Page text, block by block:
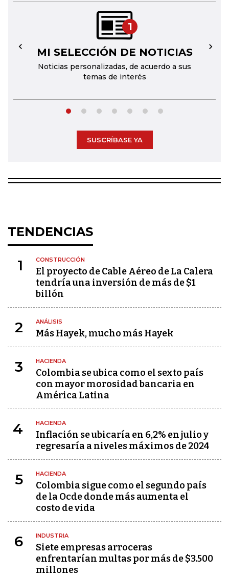
1
MI SELECCIÓN DE NOTICIAS
Noticias personalizadas, de acuerdo a sus
temas de interés
← →
SUSCRÍBASE YA
TENDENCIAS
1 CONSTRUCCIÓN
El proyecto de Cable Aéreo de La Calera
tendría una inversión de más de $1
billón
2 ANÁLISIS
Más Hayek, mucho más Hayek
3 HACIENDA
Colombia se ubica como el sexto país
con mayor morosidad bancaria en
América Latina
4 HACIENDA
Inflación se ubicaría en 6,2% en julio y
regresaría a niveles máximos de 2024
5 HACIENDA
Colombia sigue como el segundo país
de la Ocde donde más aumenta el
costo de vida
6 INDUSTRIA
Siete empresas arroceras
enfrentarían multas por más de $3.500
millones